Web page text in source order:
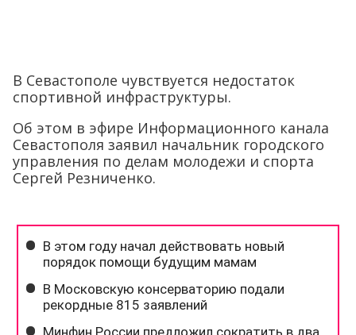
В Севастополе чувствуется недостаток
спортивной инфраструктуры.
Об этом в эфире Информационного канала
Севастополя заявил начальник городского
управления по делам молодежи и спорта
Сергей Резниченко.